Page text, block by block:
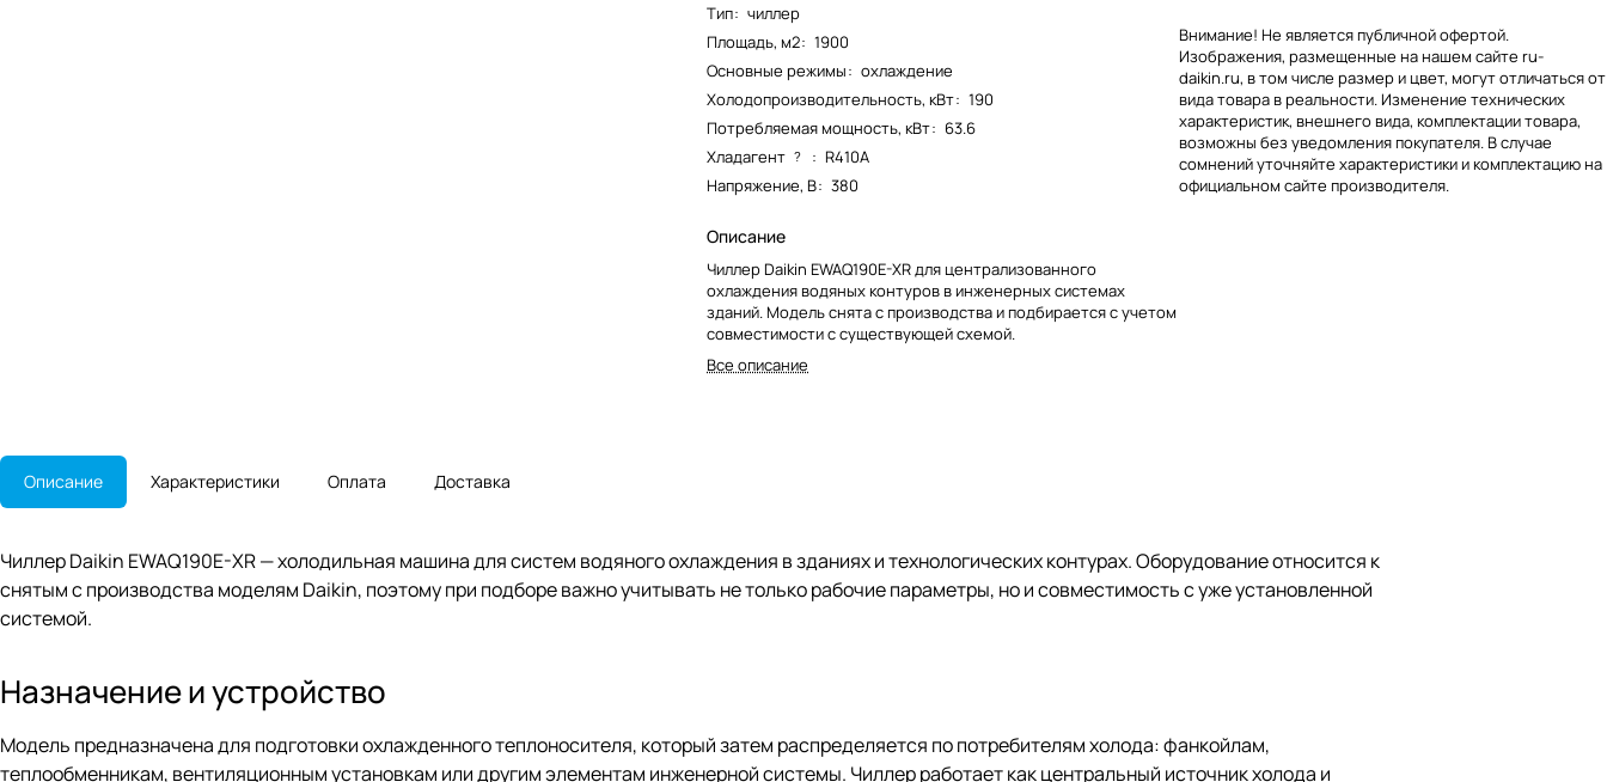
Тип: чиллер
Площадь, м2: 1900
Основные режимы: охлаждение
Холодопроизводительность, кВт: 190
Потребляемая мощность, кВт: 63.6
Хладагент ? : R410A
Напряжение, В: 380
Описание
Чиллер Daikin EWAQ190E-XR для централизованного
охлаждения водяных контуров в инженерных системах
зданий. Модель снята с производства и подбирается с учетом
совместимости с существующей схемой.
Все описание
Внимание! Не является публичной офертой.
Изображения, размещенные на нашем сайте ru-
daikin.ru, в том числе размер и цвет, могут отличаться от
вида товара в реальности. Изменение технических
характеристик, внешнего вида, комплектации товара,
возможны без уведомления покупателя. В случае
сомнений уточняйте характеристики и комплектацию на
официальном сайте производителя.
Описание Характеристики Оплата Доставка
Чиллер Daikin EWAQ190E-XR — холодильная машина для систем водяного охлаждения в зданиях и технологических контурах. Оборудование относится к
снятым с производства моделям Daikin, поэтому при подборе важно учитывать не только рабочие параметры, но и совместимость с уже установленной
системой.
Назначение и устройство
Модель предназначена для подготовки охлажденного теплоносителя, который затем распределяется по потребителям холода: фанкойлам,
теплообменникам, вентиляционным установкам или другим элементам инженерной системы. Чиллер работает как центральный источник холода и